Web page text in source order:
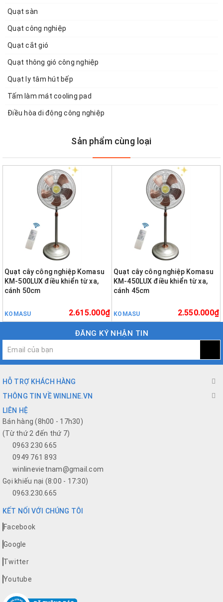
Quạt sàn
Quạt công nghiệp
Quạt cắt gió
Quạt thông gió công nghiệp
Quạt ly tâm hút bếp
Tấm làm mát cooling pad
Điều hòa di động công nghiệp
Sản phẩm cùng loại
Quạt cây công nghiệp Komasu
KM-500LUX điều khiển từ xa,
cánh 50cm
KOMASU 2.615.000₫
Quạt cây công nghiệp Komasu
KM-450LUX điều khiển từ xa,
cánh 45cm
KOMASU 2.550.000₫
ĐĂNG KÝ NHẬN TIN
HỖ TRỢ KHÁCH HÀNG
THÔNG TIN VỀ WINLINE.VN
LIÊN HỆ
Bán hàng (8h00 - 17h30)
(Từ thứ 2 đến thứ 7)
0963 230 665
0949 761 893
winlinevietnam@gmail.com
Gọi khiếu nại (8:00 - 17:30)
0963.230.665
KẾT NỐI VỚI CHÚNG TÔI
Facebook
Google
Twitter
Youtube